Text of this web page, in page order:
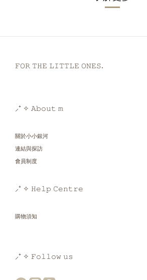
𝙵𝙾𝚁 𝚃𝙷𝙴 𝙻𝙸𝚃𝚃𝙻𝙴 𝙾𝙽𝙴𝚂.
⸝⁺ ✧ 𝙰𝚋𝚘𝚞𝚝 𝚖
關於小小銀河
連結與探訪
會員制度
⸝⁺ ✧ 𝙷𝚎𝚕𝚙 𝙲𝚎𝚗𝚝𝚛𝚎
購物須知
⸝⁺ ✧ 𝙵𝚘𝚕𝚕𝚘𝚠 𝚞𝚜